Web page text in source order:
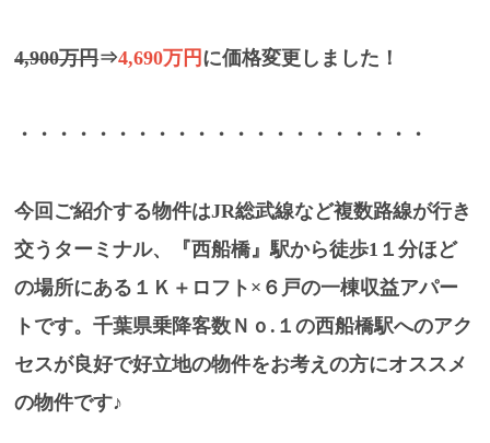
4,900万円⇒4,690万円 に価格変更しました！
・・・・・・・・・・・・・・・・・・・・・
今回ご紹介する物件はJR総武線など複数路線が行き
交うターミナル、『西船橋』駅から徒歩1１分ほど
の場所にある１Ｋ＋ロフト×６戸の一棟収益アパー
トです。千葉県乗降客数Ｎｏ.１の西船橋駅へのアク
セスが良好で好立地の物件をお考えの方にオススメ
の物件です♪